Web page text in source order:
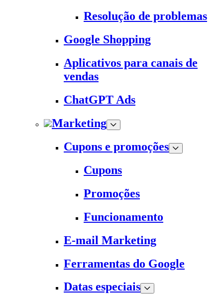
Resolução de problemas
Google Shopping
Aplicativos para canais de
vendas
ChatGPT Ads
Marketing
Cupons e promoções
Cupons
Promoções
Funcionamento
E-mail Marketing
Ferramentas do Google
Datas especiais